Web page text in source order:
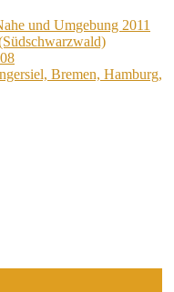
und Umgebung 2011
Bremen, Hamburg,